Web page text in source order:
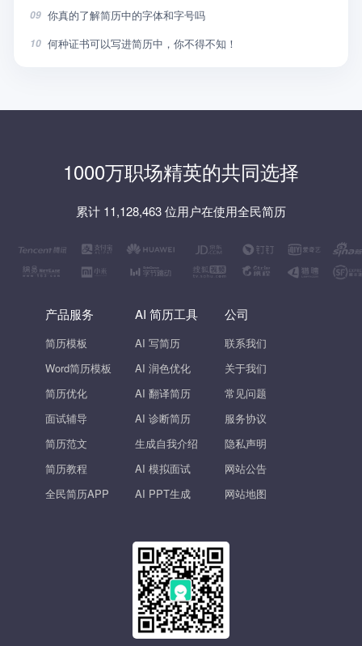
09 你真的了解简历中的字体和字号吗
10 何种证书可以写进简历中，你不得不知！
1000万职场精英的共同选择
累计 11,128,463 位用户在使用全民简历
产品服务
简历模板
Word简历模板
简历优化
面试辅导
简历范文
简历教程
全民简历APP
AI 简历工具
AI 写简历
AI 润色优化
AI 翻译简历
AI 诊断简历
生成自我介绍
AI 模拟面试
AI PPT生成
公司
联系我们
关于我们
常见问题
服务协议
隐私声明
网站公告
网站地图